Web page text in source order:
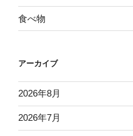
食べ物
アーカイブ
2026年8月
2026年7月